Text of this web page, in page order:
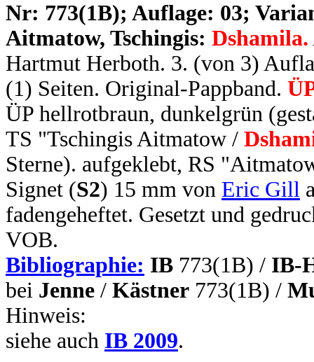
Nr: 773(1B); Auflage: 03;
Aitmatow, Tschingis: Dshamila.
Hartmut Herboth. 3. (von 3)
(1) Seiten. Original-Pappband.
ÜP hellrotbraun, dunkelgrün
TS "Tschingis Aitmatow /
Sterne). aufgeklebt, RS
Signet (S2) 15 mm von Eric Gill
fadengeheftet. Gesetzt und
VOB.
Bibliographie: IB 773(1B) / IB-
bei Jenne / Kästner 773(1B) /
Hinweis:
siehe auch IB 2009.